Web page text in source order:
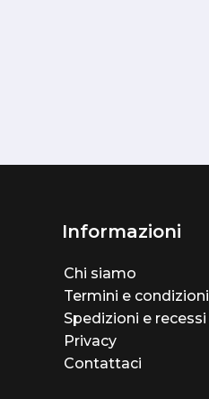
Informazioni
Chi siamo
Termini e condizioni
Spedizioni e recessi
Privacy
Contattaci